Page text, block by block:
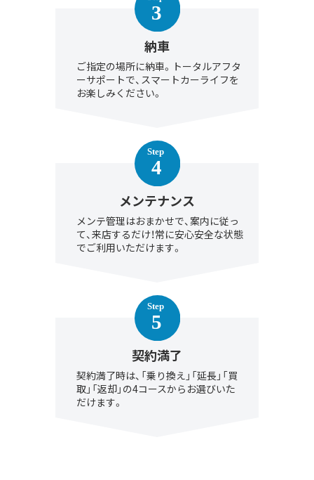
納車
ご指定の場所に納車。トータルアフタ
ーサポートで、スマートカーライフを
お楽しみください。
メンテナンス
メンテ管理はおまかせで、案内に従っ
て、来店するだけ！常に安心安全な状態
でご利用いただけます。
契約満了
契約満了時は、「乗り換え」「延長」「買
取」「返却」の4コースからお選びいた
だけます。